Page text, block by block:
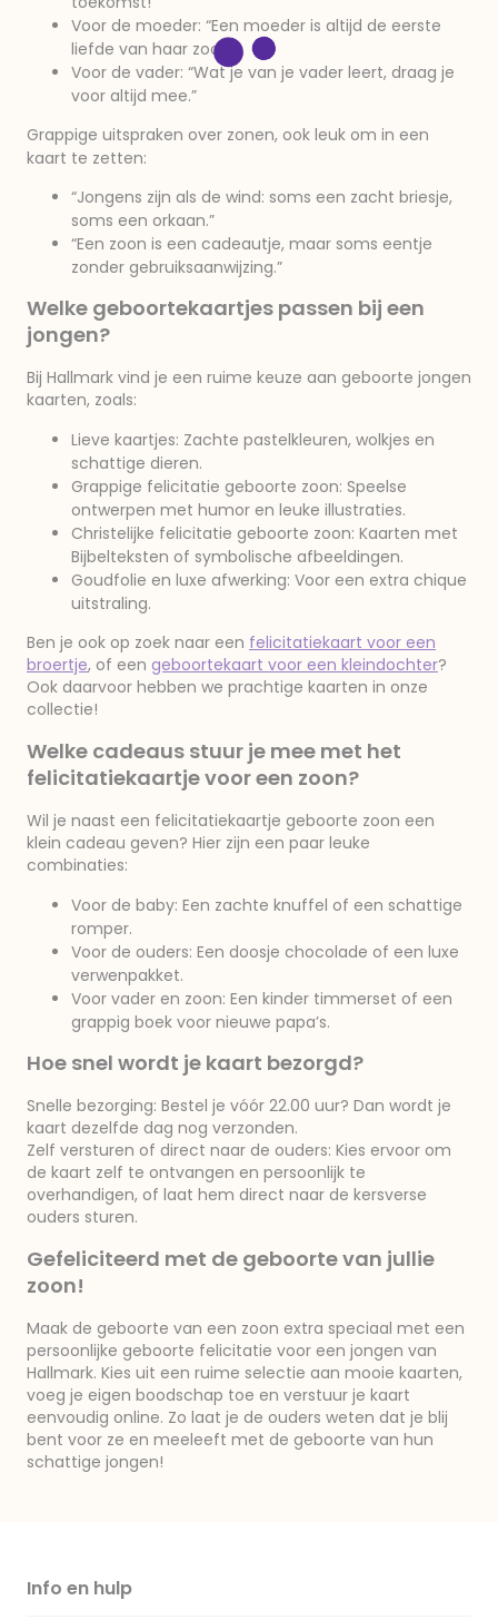
Voor de moeder: “Een moeder is altijd de eerste
liefde van haar zoon!”
Voor de vader: “Wat je van je vader leert, draag je
voor altijd mee.”
Grappige uitspraken over zonen, ook leuk om in een
kaart te zetten:
“Jongens zijn als de wind: soms een zacht briesje,
soms een orkaan.”
“Een zoon is een cadeautje, maar soms eentje
zonder gebruiksaanwijzing.”
Welke geboortekaartjes passen bij een
jongen?
Bij Hallmark vind je een ruime keuze aan geboorte jongen
kaarten, zoals:
Lieve kaartjes: Zachte pastelkleuren, wolkjes en
schattige dieren.
Grappige felicitatie geboorte zoon: Speelse
ontwerpen met humor en leuke illustraties.
Christelijke felicitatie geboorte zoon: Kaarten met
Bijbelteksten of symbolische afbeeldingen.
Goudfolie en luxe afwerking: Voor een extra chique
uitstraling.
Ben je ook op zoek naar een felicitatiekaart voor een
broertje, of een geboortekaart voor een kleindochter?
Ook daarvoor hebben we prachtige kaarten in onze
collectie!
Welke cadeaus stuur je mee met het
felicitatiekaartje voor een zoon?
Wil je naast een felicitatiekaartje geboorte zoon een
klein cadeau geven? Hier zijn een paar leuke
combinaties:
Voor de baby: Een zachte knuffel of een schattige
romper.
Voor de ouders: Een doosje chocolade of een luxe
verwenpakket.
Voor vader en zoon: Een kinder timmerset of een
grappig boek voor nieuwe papa’s.
Hoe snel wordt je kaart bezorgd?
Snelle bezorging: Bestel je vóór 22.00 uur? Dan wordt je
kaart dezelfde dag nog verzonden.
Zelf versturen of direct naar de ouders: Kies ervoor om
de kaart zelf te ontvangen en persoonlijk te
overhandigen, of laat hem direct naar de kersverse
ouders sturen.
Gefeliciteerd met de geboorte van jullie
zoon!
Maak de geboorte van een zoon extra speciaal met een
persoonlijke geboorte felicitatie voor een jongen van
Hallmark. Kies uit een ruime selectie aan mooie kaarten,
voeg je eigen boodschap toe en verstuur je kaart
eenvoudig online. Zo laat je de ouders weten dat je blij
bent voor ze en meeleeft met de geboorte van hun
schattige jongen!
Info en hulp